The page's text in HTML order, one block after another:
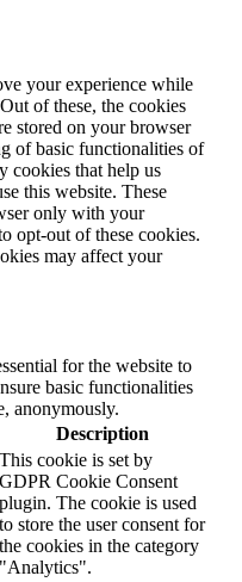
your experience while
of these, the cookies
stored on your browser
of basic functionalities of
cookies that help us
this website. These
only with your
opt-out of these cookies.
may affect your
for the website to
basic functionalities
anonymously.
Description
This cookie is set by
GDPR Cookie Consent
plugin. The cookie is used
to store the user consent for
the cookies in the category
"Analytics".